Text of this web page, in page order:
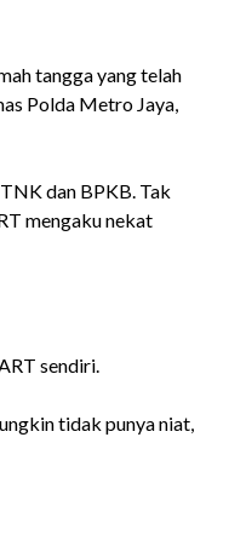
tangga yang telah
Polda Metro Jaya,
dan BPKB. Tak
mengaku nekat
sendiri.
tidak punya niat,